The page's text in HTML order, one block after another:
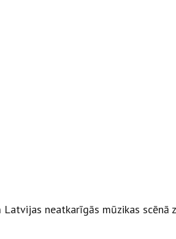
neatkarīgās mūzikas scēnā